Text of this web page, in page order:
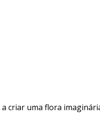
criar uma flora